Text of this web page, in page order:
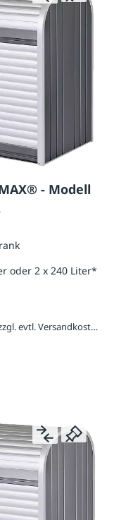
- Modell
oder 2 x 240 Liter*
1.549,38 € / Stück inkl. 19 % MwSt., zzgl. evtl. Versandkosten